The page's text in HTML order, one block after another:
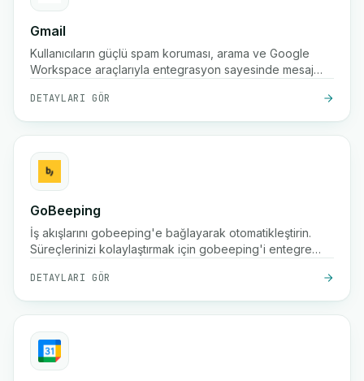
Gmail
Kullanıcıların güçlü spam koruması, arama ve Google
Workspace araçlarıyla entegrasyon sayesinde mesaj
düzenlemesine olanak tanıyan Google'ın ücretsiz e-
posta hizmeti
DETAYLARI GÖR
GoBeeping
İş akışlarını gobeeping'e bağlayarak otomatikleştirin.
Süreçlerinizi kolaylaştırmak için gobeeping'i entegre
DETAYLARI GÖR